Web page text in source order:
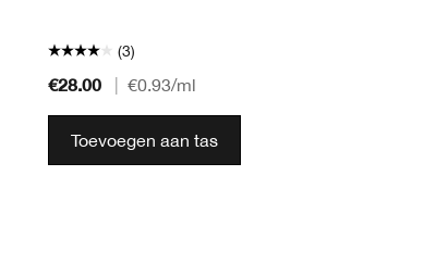
(3)
€28.00 €0.93/ml
Toevoegen aan tas